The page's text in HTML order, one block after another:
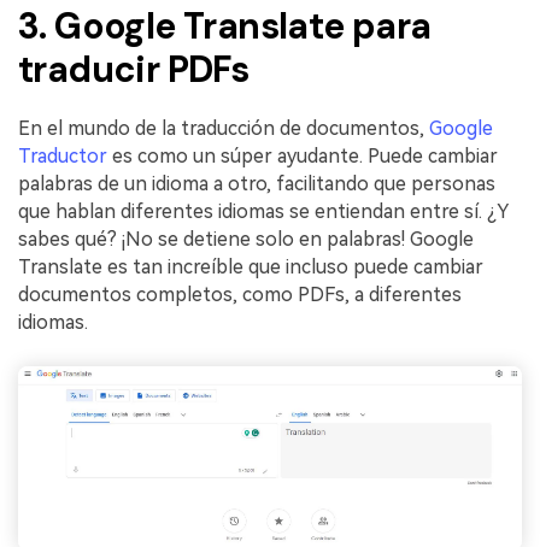
3. Google Translate para
traducir PDFs
En el mundo de la traducción de documentos, Google
Traductor es como un súper ayudante. Puede cambiar
palabras de un idioma a otro, facilitando que personas
que hablan diferentes idiomas se entiendan entre sí. ¿Y
sabes qué? ¡No se detiene solo en palabras! Google
Translate es tan increíble que incluso puede cambiar
documentos completos, como PDFs, a diferentes
idiomas.